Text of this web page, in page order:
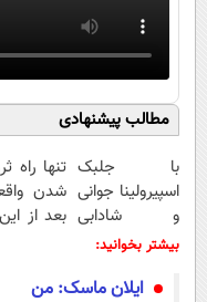
مطالب پیشنهادی
با جلبک
اسپیرولینا جوانی
و شادابی
پوستت
تنها راه
شدن
بعد از
بیشتر بخوانید:
ایلان ماسک: من